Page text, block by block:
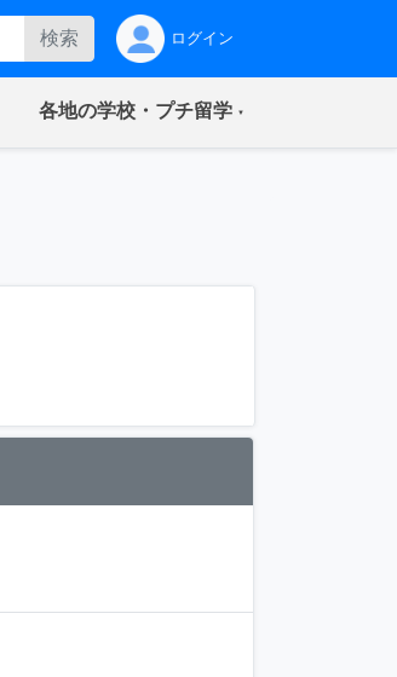
検索 ログイン
各地の学校・プチ留学(current)